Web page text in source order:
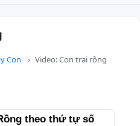
Con Video: Con trai rồng
theo thứ tự số